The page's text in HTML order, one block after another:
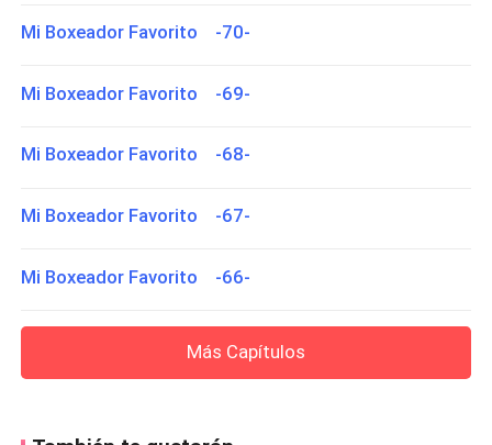
Mi Boxeador Favorito -70-
Mi Boxeador Favorito -69-
Mi Boxeador Favorito -68-
Mi Boxeador Favorito -67-
Mi Boxeador Favorito -66-
Más Capítulos